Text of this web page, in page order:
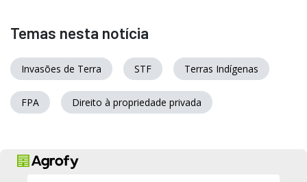
Temas nesta notícia
Invasões de Terra STF Terras Indígenas
FPA Direito à propriedade privada